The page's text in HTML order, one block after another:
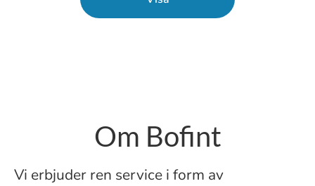
Om Bofint
Vi erbjuder ren service i form av